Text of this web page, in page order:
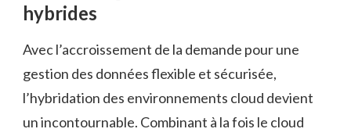
hybrides
Avec l’accroissement de la demande pour une
gestion des données flexible et sécurisée,
l’hybridation des environnements cloud devient
un incontournable. Combinant à la fois le cloud